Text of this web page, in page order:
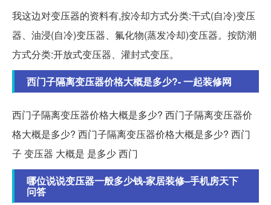
我这边对变压器的资料有,按冷却方式分类:干式(自冷)变压
器、油浸(自冷)变压器、氟化物(蒸发冷却)变压器。按防潮
方式分类:开放式变压器、灌封式变压。
西门子隔离变压器价格大概是多少?- 一起装修网
西门子隔离变压器价格大概是多少? 西门子隔离变压器价
格大概是多少? 西门子隔离变压器价格大概是多少? 西门
子 变压器 大概是 是多少 西门
哪位说说变压器一般多少钱-家居装修–手机房天下
问答